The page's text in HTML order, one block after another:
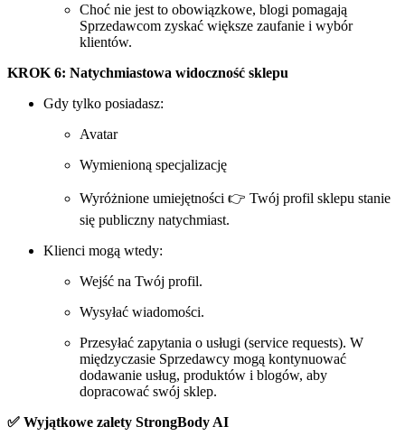
Choć nie jest to obowiązkowe, blogi pomagają
Sprzedawcom zyskać większe zaufanie i wybór
klientów.
KROK 6: Natychmiastowa widoczność sklepu
Gdy tylko posiadasz:
Avatar
Wymienioną specjalizację
Wyróżnione umiejętności 👉 Twój profil sklepu stanie
się publiczny natychmiast.
Klienci mogą wtedy:
Wejść na Twój profil.
Wysyłać wiadomości.
Przesyłać zapytania o usługi (service requests). W
międzyczasie Sprzedawcy mogą kontynuować
dodawanie usług, produktów i blogów, aby
dopracować swój sklep.
✅ Wyjątkowe zalety StrongBody AI